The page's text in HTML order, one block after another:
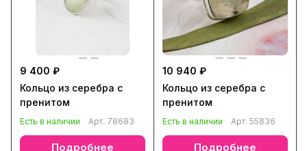
9 400 ₽
Кольцо из серебра с
пренитом
Есть в наличии Арт. 78683
Подробнее
10 940 ₽
Кольцо из серебра с
пренитом
Есть в наличии Арт. 55836
Подробнее